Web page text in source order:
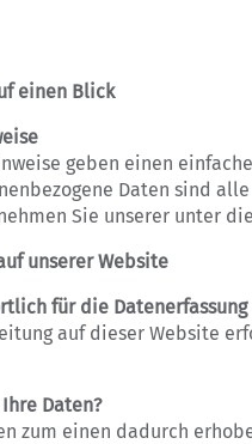
einen Blick
geben einen
Daten sind
Sie unserer unter
unserer Website
für die
auf dieser Website
Daten?
zum einen dadurch